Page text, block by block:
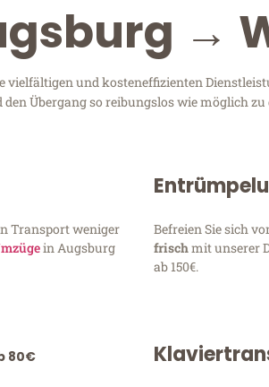
→
und kosteneffizienten
Übergang so reibungslos wie möglich zu
Transport weniger
in Augsburg
Befreien Sie sich
frischmit unserer
ab 150€.
80€